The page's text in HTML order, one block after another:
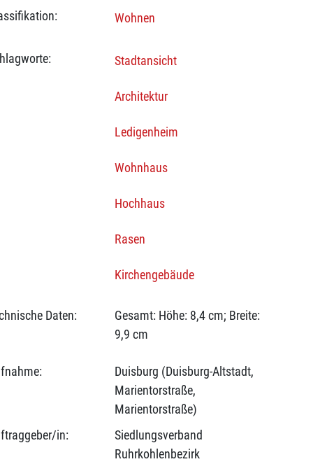
Wohnen
Stadtansicht
Architektur
Ledigenheim
Wohnhaus
Hochhaus
Rasen
Kirchengebäude
Daten:
Gesamt: Höhe: 8,4 cm; Breite:
9,9 cm
Duisburg (Duisburg-Altstadt,
Marientorstraße,
Marientorstraße)
in:
Siedlungsverband
Ruhrkohlenbezirk